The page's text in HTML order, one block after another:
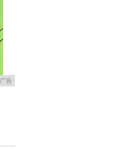
广告